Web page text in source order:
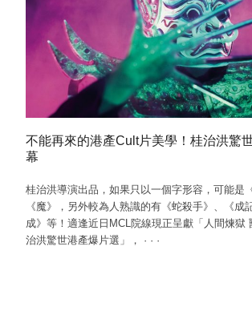
不能再來的港產Cult片美學！桂治洪驚
幕
桂治洪導演出品，如果只以一個字形容，可能是
《魔》，另外較為人熟識的有《蛇殺手》、《成
成》等！適逢近日MCL院線現正呈獻「人間煉獄
治洪驚世港產爆片選」， · · ·